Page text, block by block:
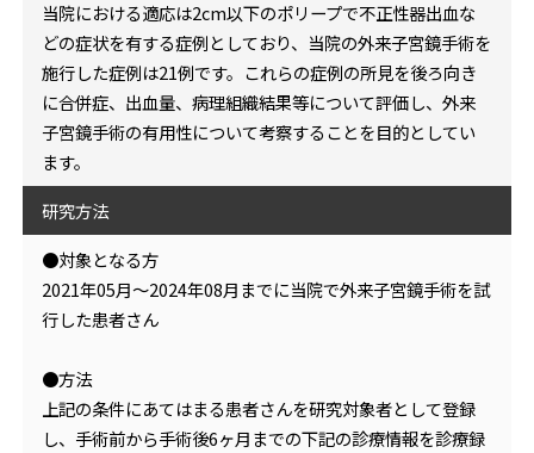
当院における適応は2cm以下のポリープで不正性器出血な
どの症状を有する症例としており、当院の外来子宮鏡手術を
施行した症例は21例です。これらの症例の所見を後ろ向き
に合併症、出血量、病理組織結果等について評価し、外来
子宮鏡手術の有用性について考察することを目的としてい
ます。
研究方法
●対象となる方
2021年05月～2024年08月までに当院で外来子宮鏡手術を試
行した患者さん
●方法
上記の条件にあてはまる患者さんを研究対象者として登録
し、手術前から手術後6ヶ月までの下記の診療情報を診療録